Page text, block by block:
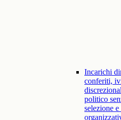
Incarichi
conferiti,
politico
selezione